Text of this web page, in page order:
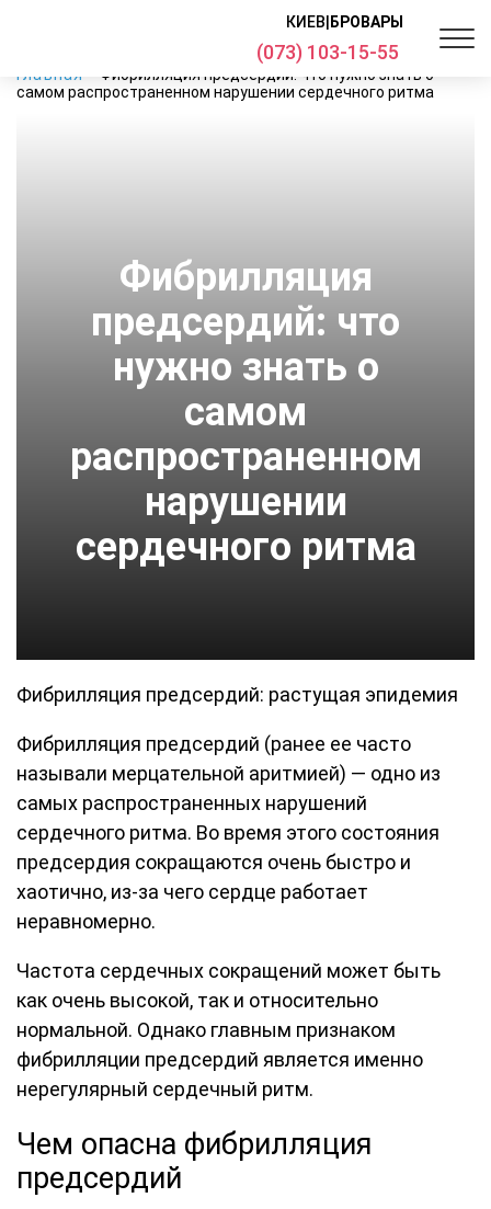
КИЕВ БРОВАРЫ
(073) 103-15-55
Главная
Фибрилляция предсердий: что нужно знать о
самом распространенном нарушении сердечного ритма
Фибрилляция
предсердий: что
нужно знать о
самом
распространенном
нарушении
сердечного ритма
Фибрилляция предсердий: растущая эпидемия
Фибрилляция предсердий (ранее ее часто
называли мерцательной аритмией) — одно из
самых распространенных нарушений
сердечного ритма. Во время этого состояния
предсердия сокращаются очень быстро и
хаотично, из-за чего сердце работает
неравномерно.
Частота сердечных сокращений может быть
как очень высокой, так и относительно
нормальной. Однако главным признаком
фибрилляции предсердий является именно
нерегулярный сердечный ритм.
Чем опасна фибрилляция
предсердий